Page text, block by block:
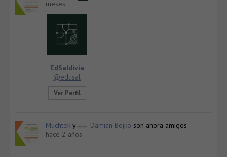
meses
EdSaldivia
@edusal
Ver Perfil
Muchtek y Damian Bojko son ahora amigos
hace 2 años